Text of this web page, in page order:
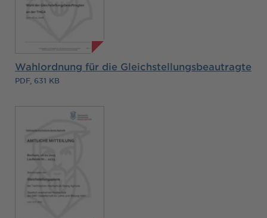
Wahlordnung für die Gleichstellungsbeautragte
PDF, 631 KB